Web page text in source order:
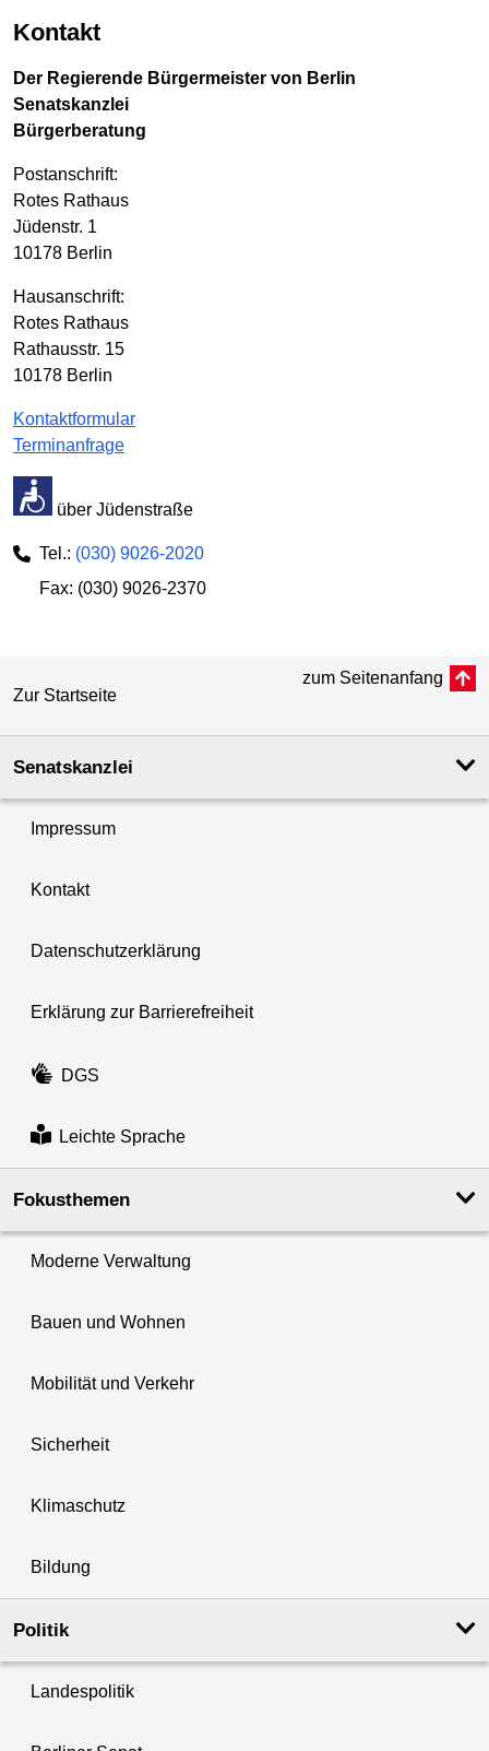
Kontakt
Der Regierende Bürgermeister von Berlin
Senatskanzlei
Bürgerberatung
Postanschrift:
Rotes Rathaus
Jüdenstr. 1
10178 Berlin
Hausanschrift:
Rotes Rathaus
Rathausstr. 15
10178 Berlin
Kontaktformular
Terminanfrage
über Jüdenstraße
Tel.: (030) 9026-2020
Fax: (030) 9026-2370
Zur Startseite
zum Seitenanfang
Senatskanzlei
Impressum
Kontakt
Datenschutzerklärung
Erklärung zur Barrierefreiheit
DGS
Leichte Sprache
Fokusthemen
Moderne Verwaltung
Bauen und Wohnen
Mobilität und Verkehr
Sicherheit
Klimaschutz
Bildung
Politik
Landespolitik